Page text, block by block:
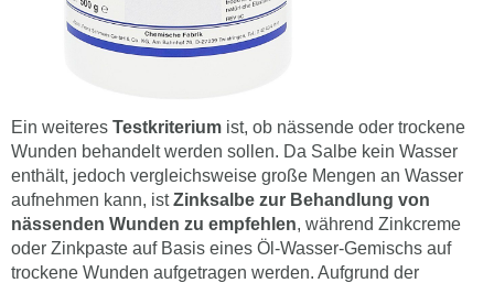
Ein weiteres Testkriterium ist, ob nässende oder trockene
Wunden behandelt werden sollen. Da Salbe kein Wasser
enthält, jedoch vergleichsweise große Mengen an Wasser
aufnehmen kann, istZinksalbe zur Behandlung von
nässenden Wunden zu empfehlen, während Zinkcreme
oder Zinkpaste auf Basis eines Öl-Wasser-Gemischs auf
trockene Wunden aufgetragen werden. Aufgrund der